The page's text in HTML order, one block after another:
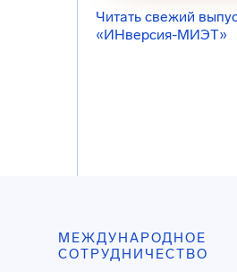
Читать свежий
«ИНверсия-МИЭТ»
МЕЖДУНАРОДНОЕ
СОТРУДНИЧЕСТВО